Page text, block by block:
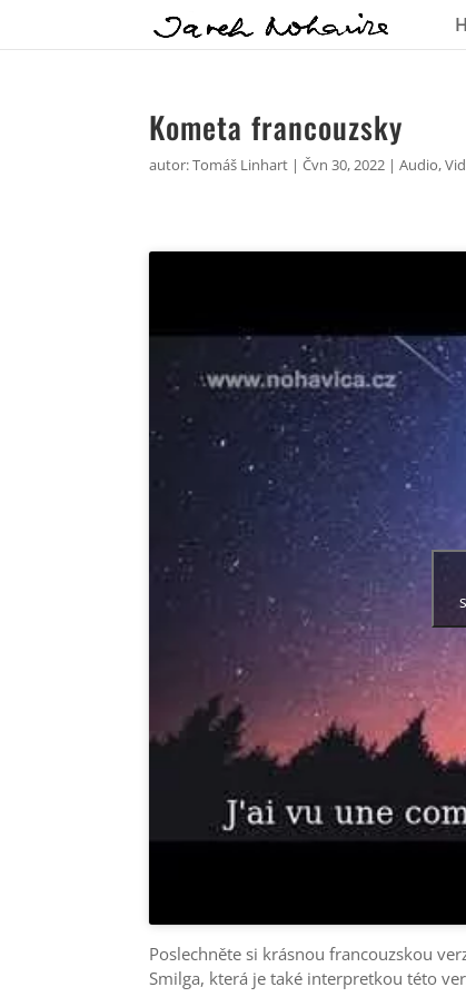
Kometa francouzsky
autor:Tomáš Linhart |Čvn 30, 2022 |Audio,
Poslechněte si krásnou francouzskou
Smilga, která je také interpretkou této